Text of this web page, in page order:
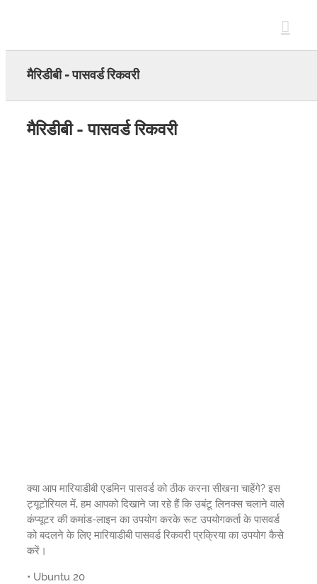
मैरिडीबी - पासवर्ड रिकवरी
मैरिडीबी - पासवर्ड रिकवरी
क्या आप मारियाडीबी एडमिन पासवर्ड को ठीक करना सीखना चाहेंगे? इस
ट्यूटोरियल में, हम आपको दिखाने जा रहे हैं कि उबंटू लिनक्स चलाने वाले
कंप्यूटर की कमांड-लाइन का उपयोग करके रूट उपयोगकर्ता के पासवर्ड
को बदलने के लिए मारियाडीबी पासवर्ड रिकवरी प्रक्रिया का उपयोग कैसे
करें।
• Ubuntu 20